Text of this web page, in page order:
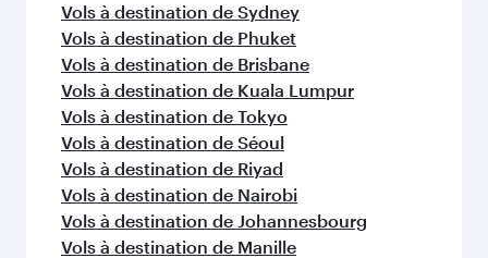
Vols à destination de Sydney
Vols à destination de Phuket
Vols à destination de Brisbane
Vols à destination de Kuala Lumpur
Vols à destination de Tokyo
Vols à destination de Séoul
Vols à destination de Riyad
Vols à destination de Nairobi
Vols à destination de Johannesbourg
Vols à destination de Manille